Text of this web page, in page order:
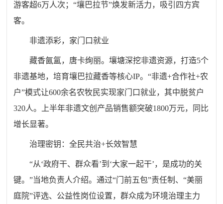
游客超6万人次；“壤巴拉节”焕发新活力，吸引四方宾
客。
非遗添彩，家门口就业
藏香氤氲，唐卡绚丽。壤塘深挖非遗资源，打造5个
非遗基地，培育壤巴拉藏香等核心IP。“非遗+合作社+农
户”模式让600余名农牧民实现家门口就业，其中脱贫户
320人。上半年非遗文创产品销售额突破1800万元，同比
增长显著。
治理密钥：全民共治+长效智慧
“从‘政府干、群众看’到‘大家一起干’，是成功的关
键。”当地负责人介绍。通过“门前五包”责任制、“美丽
庭院”评选、公益性岗位设置，群众成为环境治理主力